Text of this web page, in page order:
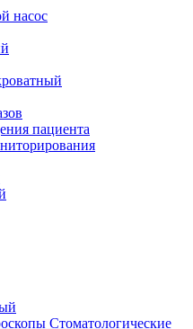
насос
пациента
Стоматологические